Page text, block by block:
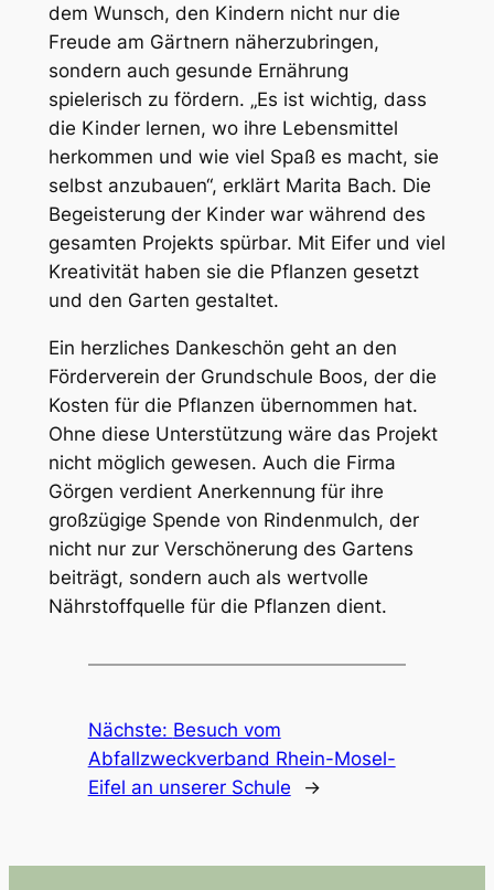
dem Wunsch, den Kindern nicht nur die
Freude am Gärtnern näherzubringen,
sondern auch gesunde Ernährung
spielerisch zu fördern. „Es ist wichtig, dass
die Kinder lernen, wo ihre Lebensmittel
herkommen und wie viel Spaß es macht, sie
selbst anzubauen“, erklärt Marita Bach. Die
Begeisterung der Kinder war während des
gesamten Projekts spürbar. Mit Eifer und viel
Kreativität haben sie die Pflanzen gesetzt
und den Garten gestaltet.
Ein herzliches Dankeschön geht an den
Förderverein der Grundschule Boos, der die
Kosten für die Pflanzen übernommen hat.
Ohne diese Unterstützung wäre das Projekt
nicht möglich gewesen. Auch die Firma
Görgen verdient Anerkennung für ihre
großzügige Spende von Rindenmulch, der
nicht nur zur Verschönerung des Gartens
beiträgt, sondern auch als wertvolle
Nährstoffquelle für die Pflanzen dient.
Nächste: Besuch vom
Abfallzweckverband Rhein-Mosel-
Eifel an unserer Schule
→